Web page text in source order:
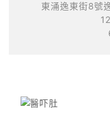
東涌逸東街8號